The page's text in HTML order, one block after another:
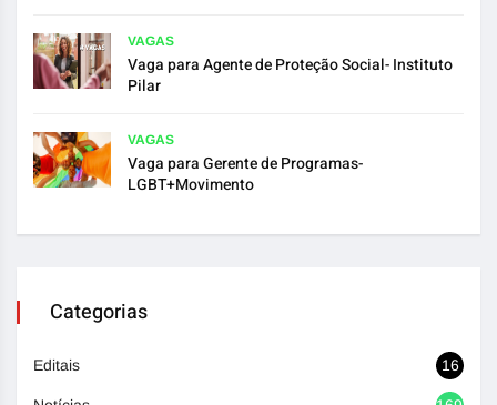
VAGAS
Vaga para Agente de Proteção Social- Instituto
Pilar
VAGAS
Vaga para Gerente de Programas-
LGBT+Movimento
Categorias
Editais 16